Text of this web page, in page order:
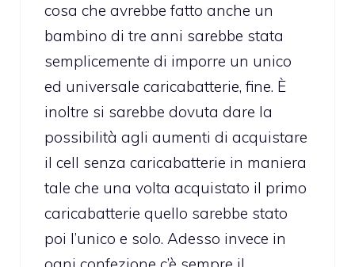
cosa che avrebbe fatto anche un
bambino di tre anni sarebbe stata
semplicemente di imporre un unico
ed universale caricabatterie, fine. È
inoltre si sarebbe dovuta dare la
possibilità agli aumenti di acquistare
il cell senza caricabatterie in maniera
tale che una volta acquistato il primo
caricabatterie quello sarebbe stato
poi l’unico e solo. Adesso invece in